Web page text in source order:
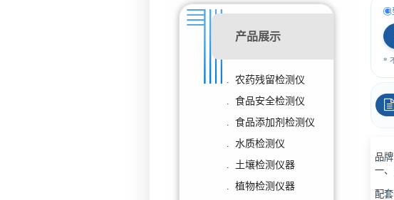
产品展示
. 农药残留检测仪
. 食品安全检测仪
. 食品添加剂检测仪
. 水质检测仪
. 土壤检测仪器
. 植物检测仪器
*
品
一
配